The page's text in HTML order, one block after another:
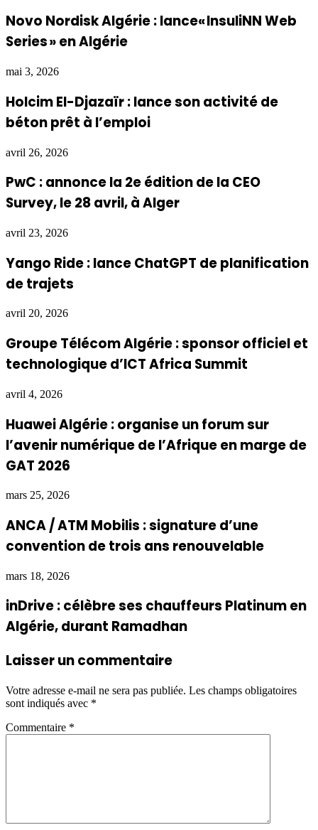
Novo Nordisk Algérie : lance« InsuliNN Web
Series » en Algérie
mai 3, 2026
Holcim El-Djazaïr : lance son activité de
béton prêt à l’emploi
avril 26, 2026
PwC : annonce la 2e édition de la CEO
Survey, le 28 avril, à Alger
avril 23, 2026
Yango Ride : lance ChatGPT de planification
de trajets
avril 20, 2026
Groupe Télécom Algérie : sponsor officiel et
technologique d’ICT Africa Summit
avril 4, 2026
Huawei Algérie : organise un forum sur
l’avenir numérique de l’Afrique en marge de
GAT 2026
mars 25, 2026
ANCA / ATM Mobilis : signature d’une
convention de trois ans renouvelable
mars 18, 2026
inDrive : célèbre ses chauffeurs Platinum en
Algérie, durant Ramadhan
Laisser un commentaire
Votre adresse e-mail ne sera pas publiée. Les champs obligatoires
sont indiqués avec *
Commentaire *